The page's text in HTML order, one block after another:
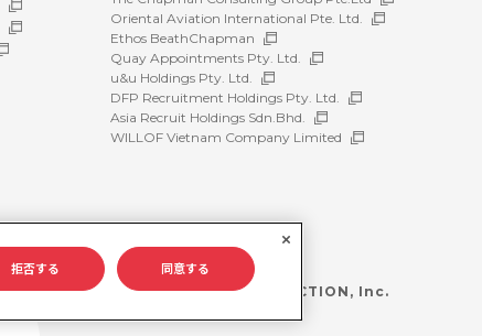
Oriental Aviation International Pte. Ltd.
Ethos BeathChapman
Quay Appointments Pty. Ltd.
u&u Holdings Pty. Ltd.
DFP Recruitment Holdings Pty. Ltd.
Asia Recruit Holdings Sdn.Bhd.
WILLOF Vietnam Company Limited
©WILLOF CONSTRUCTION, Inc.
拒否する 同意する